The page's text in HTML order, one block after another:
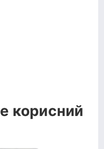
корисний